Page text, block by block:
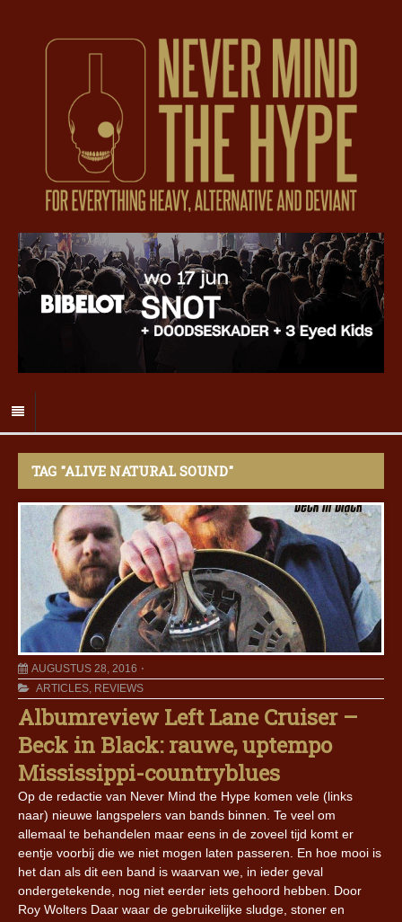
TAG "ALIVE NATURAL SOUND"
AUGUSTUS 28, 2016
ARTICLES, REVIEWS
Albumreview Left Lane Cruiser –
Beck in Black: rauwe, uptempo
Mississippi-countryblues
Op de redactie van Never Mind the Hype komen vele (links
naar) nieuwe langspelers van bands binnen. Te veel om
allemaal te behandelen maar eens in de zoveel tijd komt er
eentje voorbij die we niet mogen laten passeren. En hoe mooi is
het dan als dit een band is waarvan we, in ieder geval
ondergetekende, nog niet eerder iets gehoord hebben. Door
Roy Wolters Daar waar de gebruikelijke sludge, stoner en